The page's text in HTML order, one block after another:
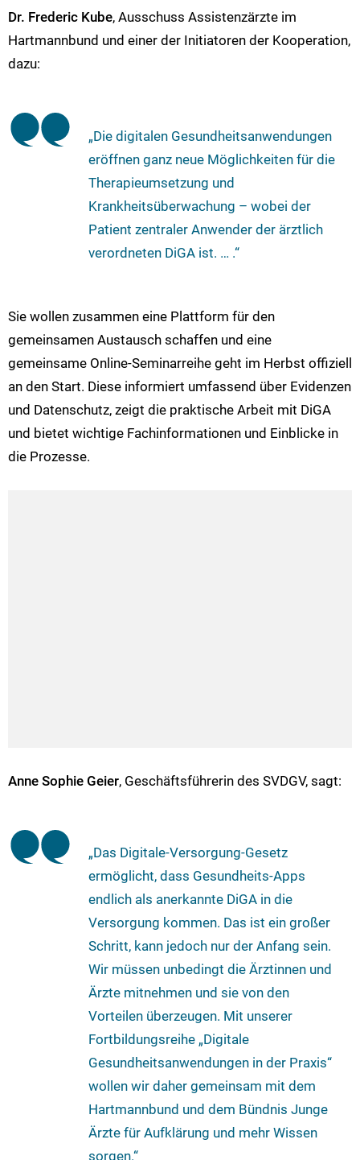
Dr. Frederic Kube, Ausschuss Assistenzärzte im
Hartmannbund und einer der Initiatoren der Kooperation,
dazu:
„Die digitalen Gesundheitsanwendungen
eröffnen ganz neue Möglichkeiten für die
Therapieumsetzung und
Krankheitsüberwachung – wobei der
Patient zentraler Anwender der ärztlich
verordneten DiGA ist. … .“
Sie wollen zusammen eine Plattform für den
gemeinsamen Austausch schaffen und eine
gemeinsame Online-Seminarreihe geht im Herbst offiziell
an den Start. Diese informiert umfassend über Evidenzen
und Datenschutz, zeigt die praktische Arbeit mit DiGA
und bietet wichtige Fachinformationen und Einblicke in
die Prozesse.
Anne Sophie Geier, Geschäftsführerin des SVDGV, sagt:
„Das Digitale-Versorgung-Gesetz
ermöglicht, dass Gesundheits-Apps
endlich als anerkannte DiGA in die
Versorgung kommen. Das ist ein großer
Schritt, kann jedoch nur der Anfang sein.
Wir müssen unbedingt die Ärztinnen und
Ärzte mitnehmen und sie von den
Vorteilen überzeugen. Mit unserer
Fortbildungsreihe „Digitale
Gesundheitsanwendungen in der Praxis“
wollen wir daher gemeinsam mit dem
Hartmannbund und dem Bündnis Junge
Ärzte für Aufklärung und mehr Wissen
sorgen.“